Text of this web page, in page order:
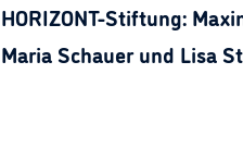
HORIZONT-Stiftung:
Maria Schauer und Lisa